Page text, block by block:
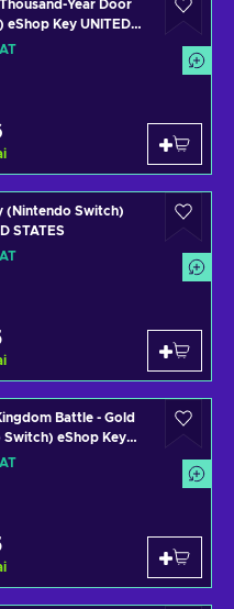
Year Door
Key UNITED
(Nintendo Switch)
STATES
Battle - Gold
eShop Key